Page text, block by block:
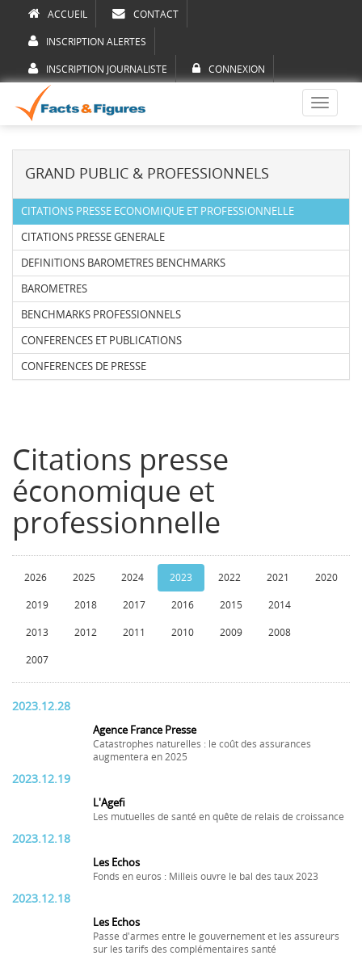
ACCUEIL CONTACT
INSCRIPTION ALERTES
INSCRIPTION JOURNALISTE CONNEXION
Toggle
GRAND PUBLIC & PROFESSIONNELS
CITATIONS PRESSE ECONOMIQUE ET PROFESSIONNELLE
CITATIONS PRESSE GENERALE
DEFINITIONS BAROMETRES BENCHMARKS
BAROMETRES
BENCHMARKS PROFESSIONNELS
CONFERENCES ET PUBLICATIONS
CONFERENCES DE PRESSE
Citations presse
économique et
professionnelle
2026 2025 2024 2023 2022 2021 2020
2019 2018 2017 2016 2015 2014
2013 2012 2011 2010 2009 2008
2007
2023.12.28
Agence France Presse
Catastrophes naturelles : le coût des assurances
augmentera en 2025
2023.12.19
L'Agefi
Les mutuelles de santé en quête de relais de croissance
2023.12.18
Les Echos
Fonds en euros : Milleis ouvre le bal des taux 2023
2023.12.18
Les Echos
Passe d'armes entre le gouvernement et les assureurs
sur les tarifs des complémentaires santé